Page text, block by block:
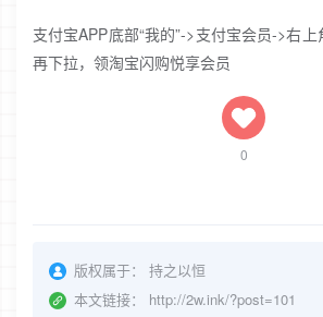
支付宝APP底部“我的”->支付宝会员->右
再下拉，领淘宝闪购悦享会员
0
版权属于：
持之以恒
本文链接：
http://2w.ink/?post=101